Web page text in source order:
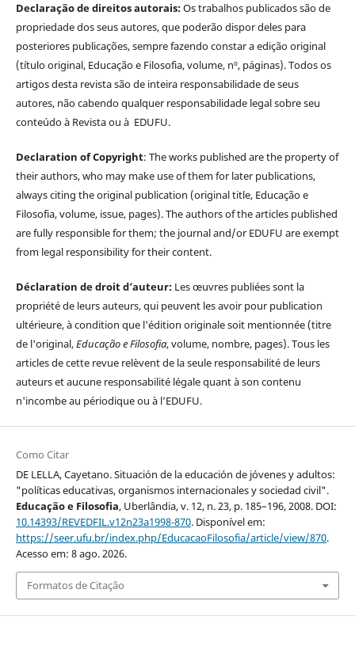
Declaração de direitos autorais:Os trabalhos publicados são de
propriedade dos seus autores, que poderão dispor deles para
posteriores publicações, sempre fazendo constar a edição original
(título original, Educação e Filosofia, volume, nº, páginas). Todos os
artigos desta revista são de inteira responsabilidade de seus
autores, não cabendo qualquer responsabilidade legal sobre seu
conteúdo à Revista ou à EDUFU.
Declaration of Copyright: The works published are the property of
their authors, who may make use of them for later publications,
always citing the original publication (original title, Educação e
Filosofia, volume, issue, pages). The authors of the articles published
are fully responsible for them; the journal and/or EDUFU are exempt
from legal responsibility for their content.
Déclaration de droit d’auteur: Les œuvres publiées sont la
propriété de leurs auteurs, qui peuvent les avoir pour publication
ultérieure, à condition que l'édition originale soit mentionnée (titre
de l'original,Educação e Filosofia, volume, nombre, pages). Tous les
articles de cette revue relèvent de la seule responsabilité de leurs
auteurs et aucune responsabilité légale quant à son contenu
n'incombe au périodique ou à l’EDUFU.
Como Citar
DE LELLA, Cayetano. Situación de la educación de jóvenes y adultos:
"políticas educativas, organismos internacionales y sociedad civil".
Educação e Filosofia, Uberlândia, v. 12, n. 23, p. 185–196, 2008. DOI:
10.14393/REVEDFIL.v12n23a1998-870. Disponível em:
https://seer.ufu.br/index.php/EducacaoFilosofia/article/view/870.
Acesso em: 8 ago. 2026.
Formatos de Citação